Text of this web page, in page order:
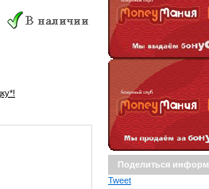
Поделиться
Tweet